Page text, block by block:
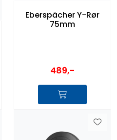
Eberspächer Y-Rør
75mm
489,-